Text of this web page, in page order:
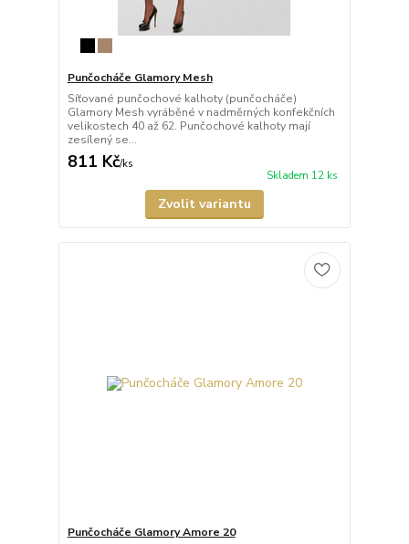
Punčocháče Glamory Mesh
Síťované punčochové kalhoty (punčocháče)
Glamory Mesh vyráběné v nadměrných konfekčních
velikostech 40 až 62. Punčochové kalhoty mají
zesílený se...
811 Kč/ks
Skladem 12 ks
Zvolit variantu
Punčocháče Glamory Amore 20